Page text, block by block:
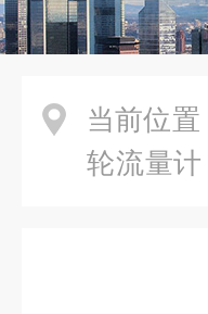
当前位置
轮流量计